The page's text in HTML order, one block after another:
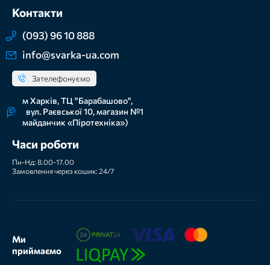
Контакти
(093) 96 10 888
info@svarka-ua.com
Зателефонуємо
м Харків, ТЦ "Барабашово",
вул. Раєвської 10, магазин №1
майданчик «Піротехніка»)
Часи роботи
Пн-Нд: 8.00-17.00
Замовлення через кошик: 24/7
Ми
приймаємо